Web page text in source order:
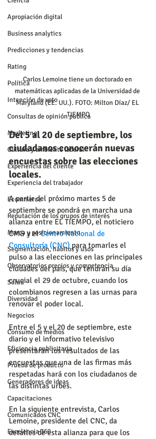
Apropiación digital
Business analytics
Predicciones y tendencias
Rating
Política
Intención de voto
Consultas de opinión pública
Marketing
Cultura y ambiente laboral
Experiencia del cliente
Experiencia del trabajador
Ecommerce
Reputación de los grupos de interés
Marca y posicionamiento
Segmentación, hábitos y usos
Observatorios precios y competencia
Salud
Diversidad
Negocios
Consumo de medios
Eficiencia publicitaria
Prueba de producto
Generadores de ideas
Capacitaciones
Comunicados CNC
Excelencia 360
Carlos Lemoine tiene un doctorado en
matemáticas aplicadas de la Universidad de
Maryland (EE. UU.). FOTO: Milton Díaz/ EL
TIEMPO
Del 5 al 20 de septiembre, los
ciudadanos conocerán nuevas
encuestas sobre las elecciones
locales.
A partir del próximo martes 5 de
septiembre se pondrá en marcha una
alianza entre EL TIEMPO, el noticiero
CM& y el Centro Nacional de
Consultoría (CNC) para tomarles el
pulso a las elecciones en las principales
ciudades del país, que tendrán su día
crucial el 29 de octubre, cuando los
colombianos regresen a las urnas para
renovar el poder local.
Entre el 5 y el 20 de septiembre, este
diario y el informativo televisivo
presentarán los resultados de las
encuestas que una de las firmas más
respetadas hará con los ciudadanos de
las distintas urbes.
En la siguiente entrevista, Carlos
Lemoine, presidente del CNC, da
detalles de esta alianza para que los